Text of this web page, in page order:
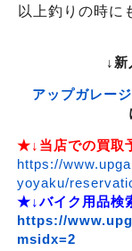
以上釣りの時に
↓
アップガレー
★↓当店での買取
https://
yoyaku/
★↓バイク用品検
https://
msidx=2